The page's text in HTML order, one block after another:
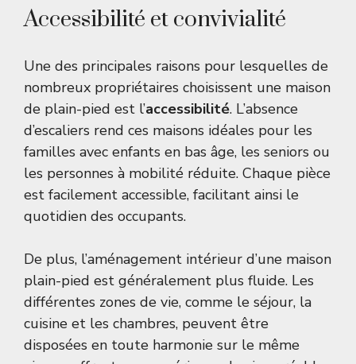
Accessibilité et convivialité
Une des principales raisons pour lesquelles de
nombreux propriétaires choisissent une maison
de plain-pied est l’accessibilité. L’absence
d’escaliers rend ces maisons idéales pour les
familles avec enfants en bas âge, les seniors ou
les personnes à mobilité réduite. Chaque pièce
est facilement accessible, facilitant ainsi le
quotidien des occupants.
De plus, l’aménagement intérieur d’une maison
plain-pied est généralement plus fluide. Les
différentes zones de vie, comme le séjour, la
cuisine et les chambres, peuvent être
disposées en toute harmonie sur le même